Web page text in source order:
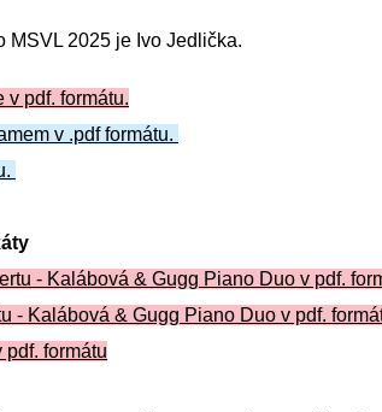
MSVL 2025 je Ivo Jedlička.
v pdf. formátu.
v .pdf formátu.
- Kalábová & Gugg Piano Duo v pdf.
- Kalábová & Gugg Piano Duo v pdf.
pdf. formátu